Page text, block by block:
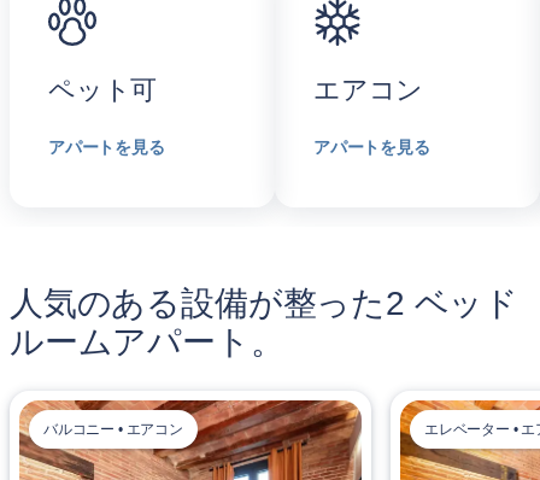
ペット可
アパートを見る
エアコン
アパートを見る
人気のある設備が整った2 ベッド
ルームアパート。
バルコニー • エアコン エレベーター •